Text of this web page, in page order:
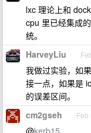
lxc 理论上和
cpu 里已经集成
统。
HarveyLiu
我做过实验，如
接一点，如果是
的误差区间。
cm2gseh Feb
@kerb15